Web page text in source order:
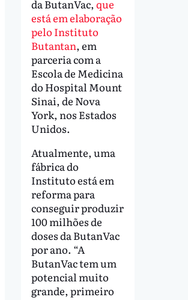
da ButanVac, que
está em elaboração
pelo Instituto
Butantan, em
parceria com a
Escola de Medicina
do Hospital Mount
Sinai, de Nova
York, nos Estados
Unidos.
Atualmente, uma
fábrica do
Instituto está em
reforma para
conseguir produzir
100 milhões de
doses da ButanVac
por ano. “A
ButanVac tem um
potencial muito
grande, primeiro